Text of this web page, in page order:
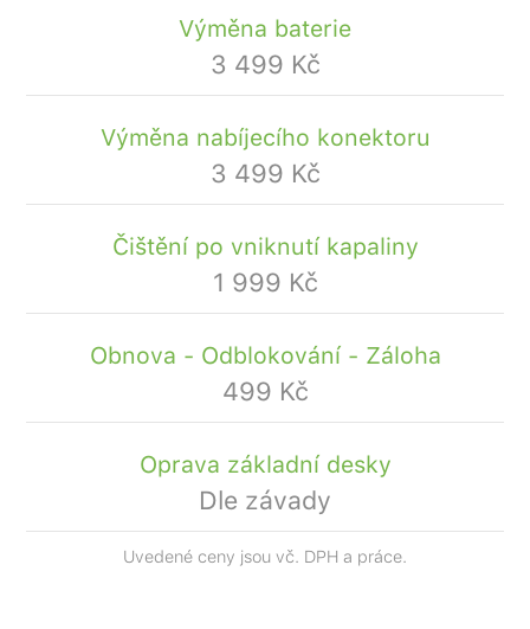
Výměna baterie
3 499 Kč
Výměna nabíjecího konektoru
3 499 Kč
Čištění po vniknutí kapaliny
1 999 Kč
Obnova - Odblokování - Záloha
499 Kč
Oprava základní desky
Dle závady
Uvedené ceny jsou vč. DPH a práce.